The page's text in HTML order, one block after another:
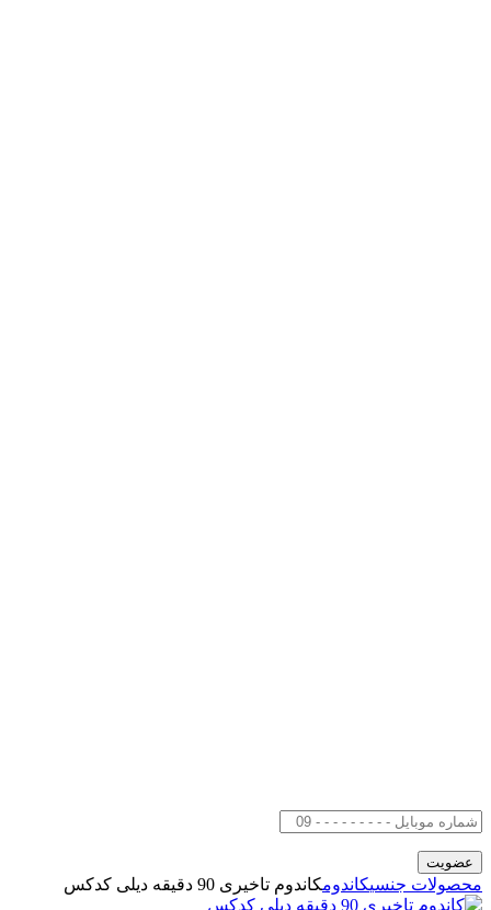
محصولات جنسیکاندومکاندوم تاخیری 90 دقیقه دیلی کدکس